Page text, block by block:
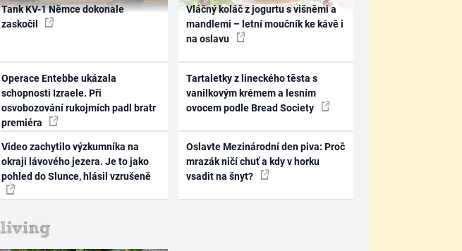
Tank KV-1 Němce dokonale
zaskočil
Operace Entebbe ukázala
schopnosti Izraele. Při
osvobozování rukojmích padl bratr
premiéra
Video zachytilo výzkumníka na
okraji lávového jezera. Je to jako
pohled do Slunce, hlásil vzrušeně
Vláčný koláč z jogurtu s višněmi a
mandlemi – letní moučník ke kávě i
na oslavu
Tartaletky z lineckého těsta s
vanilkovým krémem a lesním
ovocem podle Bread Society
Oslavte Mezinárodní den piva: Proč
mrazák ničí chuť a kdy v horku
vsadit na šnyt?